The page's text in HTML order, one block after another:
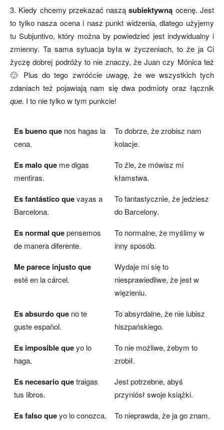
3. Kiedy chcemy przekazać nasząsubiektywną ocenę. Jest
to tylko nasza ocena i nasz punkt widzenia, dlatego użyjemy
tu Subjuntivo, który można by powiedzieć jest indywidualny i
zmienny. Ta sama sytuacja była w życzeniach, to że ja Ci
życzę dobrej podróży to nie znaczy, że Juan czy Mónica też
🙂 Plus do tego zwróćcie uwagę, że we wszystkich tych
zdaniach też pojawiają nam się dwa podmioty oraz łącznik
que. I to nie tylko w tym punkcie!
Es bueno que nos hagas la
cena.
To dobrze, że zrobisz nam
kolacje.
Es malo que me digas
mentiras.
To źle, że mówisz mi
kłamstwa.
Es fantástico quevayas a
Barcelona.
To fantastycznie, że jedziesz
do Barcelony.
Es normal quepensemos
de manera diferente.
To normalne, że myślimy w
inny sposób.
Me parece injusto que
esté en la cárcel.
Wydaje mi się to
niesprawiedliwe, że jest w
więzieniu.
Es absurdo que no te
guste español.
To absyrdalne, że nie lubisz
hiszpańskiego.
Es imposible queyo lo
haga.
To nie możliwe, żebym to
zrobił.
Es necesario quetraigas
tus libros.
Jest potrzebne, abyś
przyniósł swoje książki.
Es falso queyo lo conozca. To nieprawda, że ja go znam.